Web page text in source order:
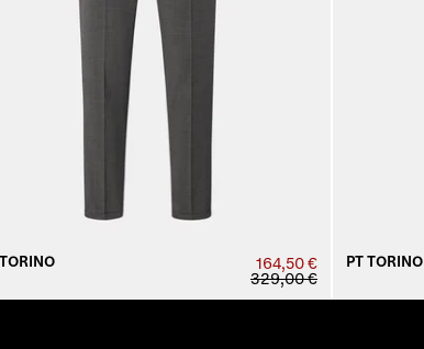
164,50 €
329,00 €
PT TORINO